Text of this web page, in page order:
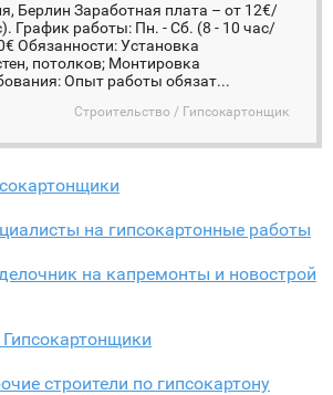
Берлин Заработная плата – от 12€/
График работы: Пн. - Сб. (8 - 10 час/
Обязанности: Установка
потолков; Монтировка
Опыт работы обязат...
Строительство / Гипсокартонщик
на гипсокартонные работы
на капремонты и новострой
строители по гипсокартону